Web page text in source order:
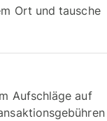
Ort und tausche
Aufschläge auf